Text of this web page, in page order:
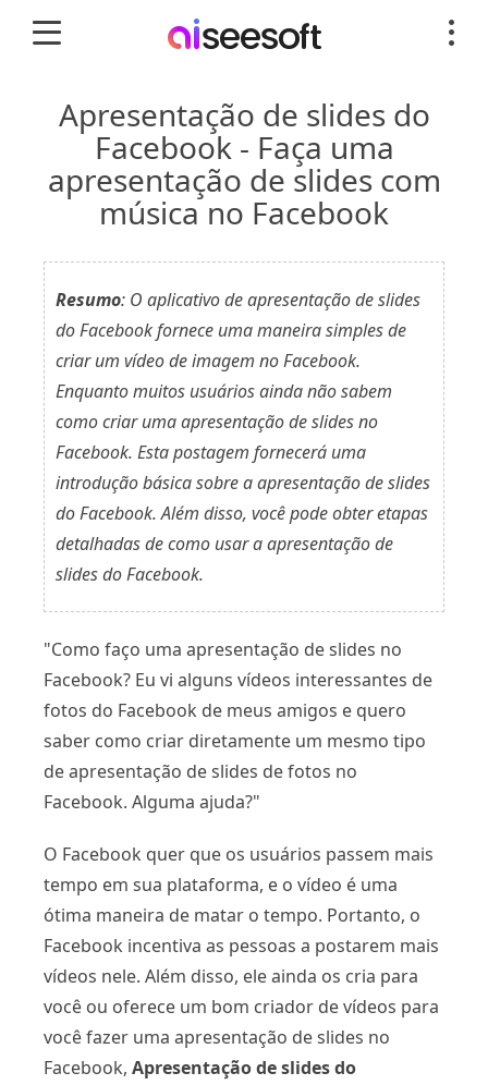
Apresentação de slides do
Facebook - Faça uma
apresentação de slides com
música no Facebook
Resumo: O aplicativo de apresentação de slides
do Facebook fornece uma maneira simples de
criar um vídeo de imagem no Facebook.
Enquanto muitos usuários ainda não sabem
como criar uma apresentação de slides no
Facebook. Esta postagem fornecerá uma
introdução básica sobre a apresentação de slides
do Facebook. Além disso, você pode obter etapas
detalhadas de como usar a apresentação de
slides do Facebook.
"Como faço uma apresentação de slides no
Facebook? Eu vi alguns vídeos interessantes de
fotos do Facebook de meus amigos e quero
saber como criar diretamente um mesmo tipo
de apresentação de slides de fotos no
Facebook. Alguma ajuda?"
O Facebook quer que os usuários passem mais
tempo em sua plataforma, e o vídeo é uma
ótima maneira de matar o tempo. Portanto, o
Facebook incentiva as pessoas a postarem mais
vídeos nele. Além disso, ele ainda os cria para
você ou oferece um bom criador de vídeos para
você fazer uma apresentação de slides no
Facebook, Apresentação de slides do